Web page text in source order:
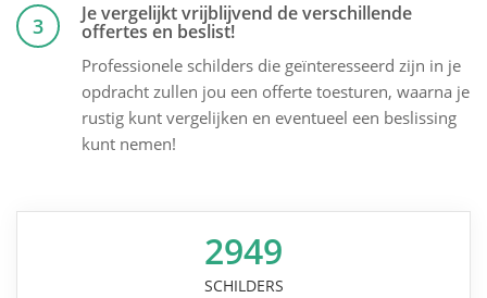
3 Je vergelijkt vrijblijvend de verschillende
offertes en beslist!
Professionele schilders die geïnteresseerd zijn in je
opdracht zullen jou een offerte toesturen, waarna je
rustig kunt vergelijken en eventueel een beslissing
kunt nemen!
2949
SCHILDERS